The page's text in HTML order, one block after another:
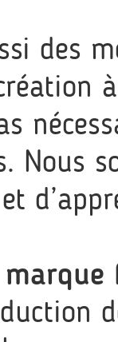
des
Nous
et